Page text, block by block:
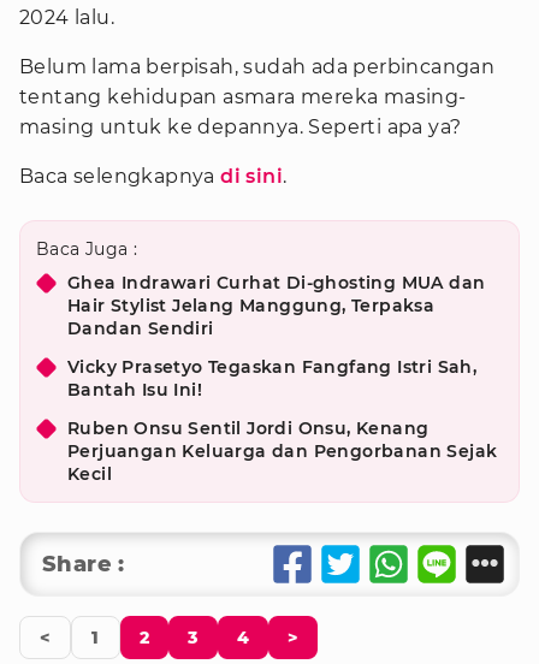
2024 lalu.
Belum lama berpisah, sudah ada perbincangan
tentang kehidupan asmara mereka masing-
masing untuk ke depannya. Seperti apa ya?
Baca selengkapnyadi sini.
Baca Juga :
Ghea Indrawari Curhat Di-ghosting MUA dan
Hair Stylist Jelang Manggung, Terpaksa
Dandan Sendiri
Vicky Prasetyo Tegaskan Fangfang Istri Sah,
Bantah Isu Ini!
Ruben Onsu Sentil Jordi Onsu, Kenang
Perjuangan Keluarga dan Pengorbanan Sejak
Kecil
Share :
< 1 2 3 4 >